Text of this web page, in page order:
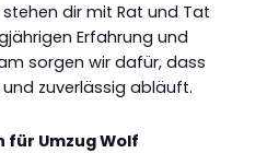
dir mit Rat und Tat
Erfahrung und
sorgen wir dafür, dass
zuverlässig abläuft.
für Umzug Wolf